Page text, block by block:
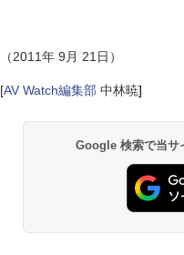
（2011年 9月 21日）
[AV Watch編集部 中林暁]
Google 検索で当サ